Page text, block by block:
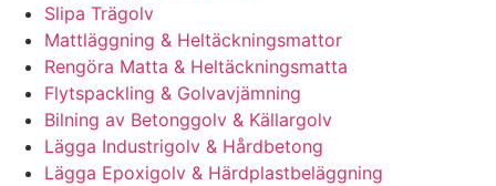
Slipa Trägolv
Mattläggning & Heltäckningsmattor
Rengöra Matta & Heltäckningsmatta
Flytspackling & Golvavjämning
Bilning av Betonggolv & Källargolv
Lägga Industrigolv & Hårdbetong
Lägga Epoxigolv & Härdplastbeläggning